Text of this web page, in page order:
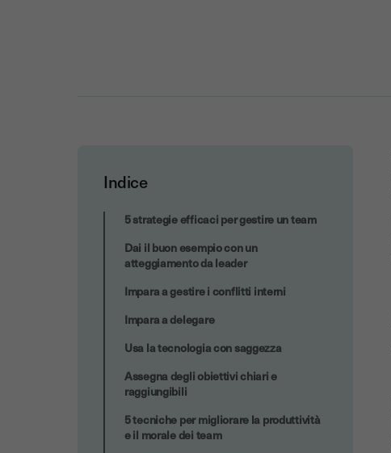
Indice
Niente straordinari
5 strategie efficaci per gestire un team
Dai il buon esempio con un
atteggiamento da leader
Impara a gestire i conflitti interni
Impara a delegare
Usa la tecnologia con saggezza
Assegna degli obiettivi chiari e
raggiungibili
5 tecniche per migliorare la produttività
e il morale dei team